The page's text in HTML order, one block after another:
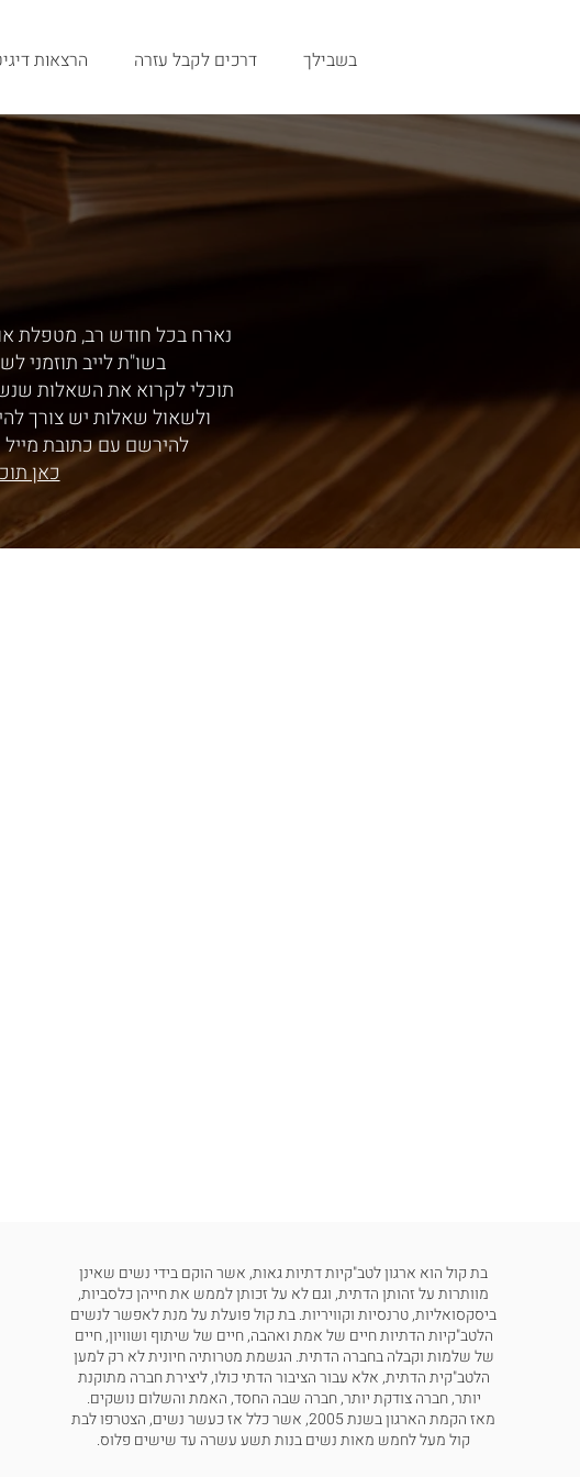
בשבילך דרכים לקבל עזרה הרצאות
נארח בכל חודש רב, מטפלת או
בשו"ת לייב תוזמני
תוכלי לקרוא את השאלות
ולשאול שאלות יש צורך
להירשם עם כתובת
כאן
בת קול הוא ארגון לטב"קיות דתיות גאות, אשר הוקם בידי נשים שאינן
מוותרות על זהותן הדתית, וגם לא על זכותן לממש את חייהן כלסביות,
ביסקסואליות, טרנסיות וקוויריות. בת קול פועלת על מנת לאפשר לנשים
הלטב"קיות הדתיות חיים של אמת ואהבה, חיים של שיתוף ושוויון, חיים
של שלמות וקבלה בחברה הדתית. הגשמת מטרותיה חיונית לא רק למען
הלטב"קית הדתית, אלא עבור הציבור הדתי כולו, ליצירת חברה מתוקנת
יותר, חברה צודקת יותר, חברה שבה החסד, האמת והשלום נושקים.
מאז הקמת הארגון בשנת 2005, אשר כלל אז כעשר נשים, הצטרפו לבת
קול מעל לחמש מאות נשים בנות תשע עשרה עד שישים פלוס.